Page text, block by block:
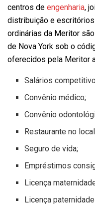
centros de engenharia,
distribuição e
ordinárias da Meritor
de Nova York sob o
oferecidos pela Meritor
Salários
Convênio médico;
Convênio
Restaurante no
Seguro de vida;
Empréstimos
Licença
Licença